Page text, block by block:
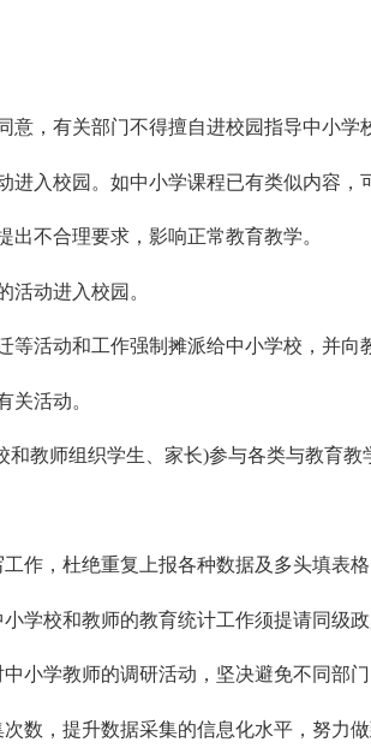
，有关部门不得擅自进校园指导中小学
入校园。如中小学课程已有类似内容，
不合理要求，影响正常教育教学。
动进入校园。
活动和工作强制摊派给中小学校，并向
活动。
教师组织学生、家长)参与各类与教育教
，杜绝重复上报各种数据及多头填表格
校和教师的教育统计工作须提请同级
学教师的调研活动，坚决避免不同部门
，提升数据采集的信息化水平，努力